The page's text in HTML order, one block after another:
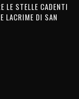
LE STELLE CADENTI
LACRIME DI SAN